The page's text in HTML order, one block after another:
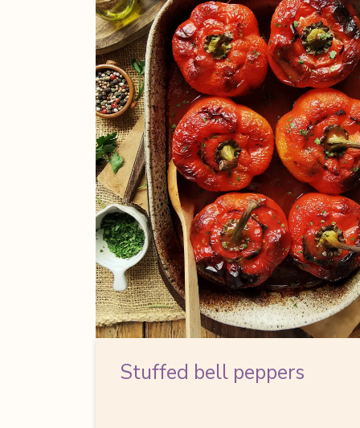
Stuffed bell peppers